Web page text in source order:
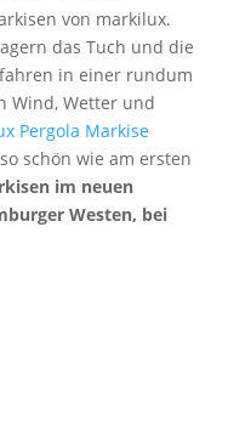
von markilux.
das Tuch und die
in einer rundum
Wind, Wetter und
Pergola Markise
schön wie am ersten
im neuen
Westen, bei